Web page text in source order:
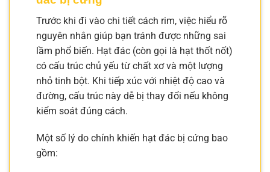
Trước khi đi vào chi tiết cách rim, việc hiểu rõ
nguyên nhân giúp bạn tránh được những sai
lầm phổ biến. Hạt đác (còn gọi là hạt thốt nốt)
có cấu trúc chủ yếu từ chất xơ và một lượng
nhỏ tinh bột. Khi tiếp xúc với nhiệt độ cao và
đường, cấu trúc này dễ bị thay đổi nếu không
kiểm soát đúng cách.
Một số lý do chính khiến hạt đác bị cứng bao
gồm: